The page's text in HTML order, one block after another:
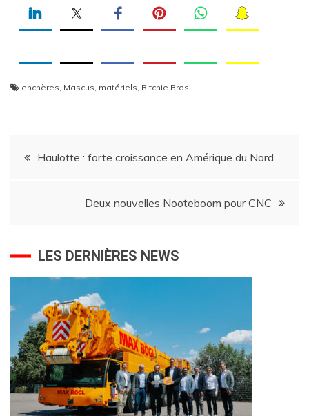
enchères Mascus matériels Ritchie Bros
Navigation
Haulotte : forte croissance en Amérique du Nord
Deux nouvelles Nooteboom pour CNC
LES DERNIÈRES NEWS